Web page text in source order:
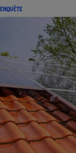
ENQUÊTE